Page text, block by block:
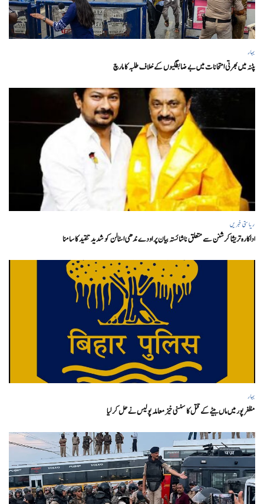
بہار
پٹنہ میں بھرتی امتحانات میں بے ضابطگیوں کے خلاف طلبہ کا مارچ
ریاستی خبریں
اداکارہ تریشا کرشنن سے متعلق ناشائستہ بیان پر اودے ندھی اسٹالن کو شدید تنقید کا سامنا
بہار
مظفر پور میں ماں بیٹے کے قتل کا سنسنی خیز معاملہ پولیس نے حل کر لیا